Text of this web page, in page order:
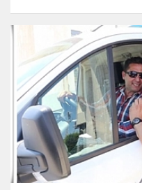
etkinliklerini daha
unutmayın. Beğenmeyi,...